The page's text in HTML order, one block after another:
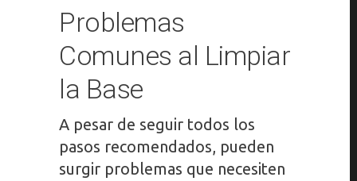
Problemas
Comunes al Limpiar
la Base
A pesar de seguir todos los
pasos recomendados, pueden
surgir problemas que necesiten